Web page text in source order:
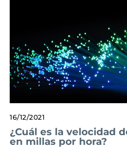
16/12/2021
¿Cuál es la velocidad
en millas por hora?